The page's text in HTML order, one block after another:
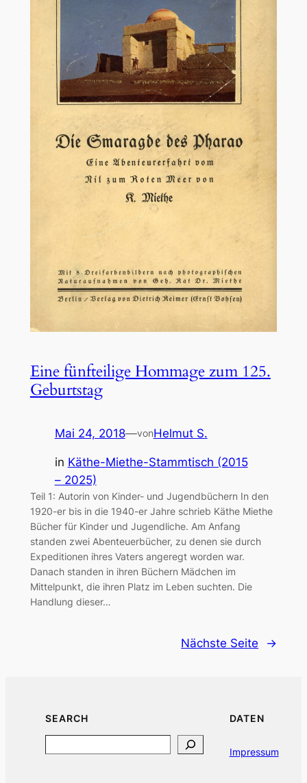
Eine fünfteilige Hommage zum 125.
Geburtstag
Mai 24, 2018—vonHelmut S.
in Käthe-Miethe-Stammtisch (2015
– 2025)
Teil 1: Autorin von Kinder- und Jugendbüchern In den
1920-er bis in die 1940-er Jahre schrieb Käthe Miethe
Bücher für Kinder und Jugendliche. Am Anfang
standen zwei Abenteuerbücher, zu denen sie durch
Expeditionen ihres Vaters angeregt worden war.
Danach standen in ihren Büchern Mädchen im
Mittelpunkt, die ihren Platz im Leben suchten. Die
Handlung dieser…
Nächste Seite →
SEARCH DATEN
Impressum